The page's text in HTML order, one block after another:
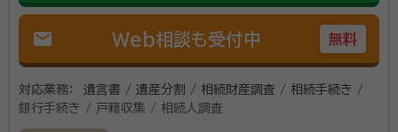
mail Web相談も受付中 無料
対応業務：
遺言書 / 遺産分割 / 相続財産調査 / 相続手続き /
銀行手続き / 戸籍収集 / 相続人調査